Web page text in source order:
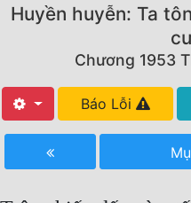
Thể Loại
Truyện Mới Ra
Hoàn Thành
Huyền huyễn: Ta
Chương 1953
Báo Lỗi